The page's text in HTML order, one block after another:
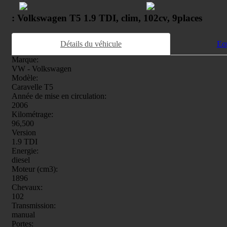
: Volkswagen T5 1.9 TDI, clim, 102cv, 9places
Détails du véhicule
Marque:
VW - Volkswagen
Modèle:
Caravelle T5
Année de mise en circulation:
2006
Kilométrage:
96,500
Version
1.9 TDI
Energie:
diesel
Moteur (cm3):
1896
Chevaux:
102
Transmission:
manual
Portes: